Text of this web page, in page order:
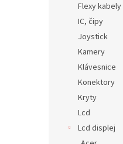
Flexy kabely
IC, čipy
Joystick
Kamery
Klávesnice
Konektory
Kryty
Lcd
Lcd displej